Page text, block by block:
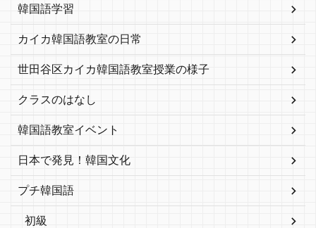
韓国語学習
カイカ韓国語教室の日常
世田谷区カイカ韓国語教室授業の様子
クラスのはなし
韓国語教室イベント
日本で発見！韓国文化
プチ韓国語
初級